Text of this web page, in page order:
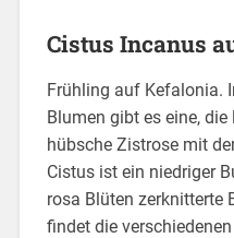
Cistus Incanus
Frühling auf Kefalonia.
Blumen gibt es eine,
hübsche Zistrose mit
Cistus ist ein niedriger
rosa Blüten zerknitterte
findet die